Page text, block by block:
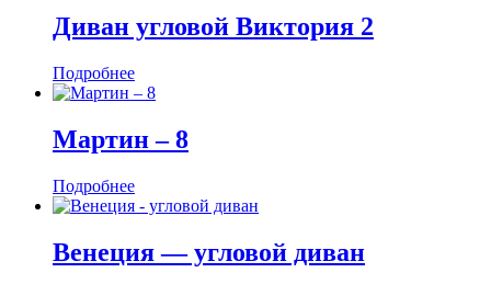
Диван угловой Виктория 2
Подробнее
Мартин ‒ 8
Подробнее
Венеция — угловой диван